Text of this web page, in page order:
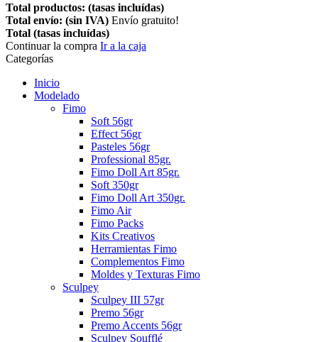
Total productos: (tasas incluídas)
Total envío: (sin IVA) Envío gratuito!
Total (tasas incluídas)
Continuar la compra Ir a la caja
Categorías
Inicio
Modelado
Fimo
Soft 56gr
Effect 56gr
Pasteles 56gr
Professional 85gr.
Fimo Doll Art 85gr.
Soft 350gr
Fimo Doll Art 350gr.
Fimo Air
Fimo Packs
Kits Creativos
Herramientas Fimo
Complementos Fimo
Moldes y Texturas Fimo
Sculpey
Sculpey III 57gr
Premo 56gr
Premo Accents 56gr
Sculpey Soufflé